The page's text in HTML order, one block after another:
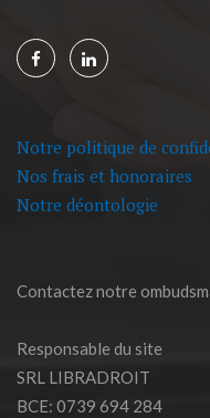
Notre politique de
Nos frais et honoraires
Notre déontologie
Contactez notre
Responsable du site
SRL LIBRADROIT
BCE: 0739 694 284